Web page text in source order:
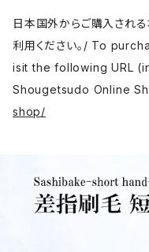
日本国外からご購入される
利用ください。/ To
isit the following URL
Shougetsudo Online
shop/